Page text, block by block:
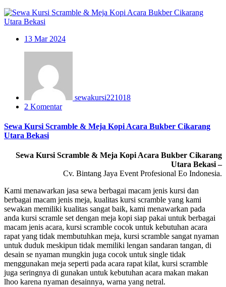
13 Mar 2024
sewakursi221018
2 Komentar
Sewa Kursi Scramble & Meja Kopi Acara Bukber Cikarang
Utara Bekasi
Sewa Kursi Scramble & Meja Kopi Acara Bukber Cikarang
Utara Bekasi –
Cv. Bintang Jaya Event Profesional Eo Indonesia.
Kami menawarkan jasa sewa berbagai macam jenis kursi dan
berbagai macam jenis meja, kualitas kursi scramble yang kami
sewakan memiliki kualitas sangat baik, kami menawarkan pada
anda kursi scramle set dengan meja kopi siap pakai untuk berbagai
macam jenis acara, kursi scramble cocok untuk kebutuhan acara
rapat yang tidak membutuhkan meja, kursi scramble sangat nyaman
untuk duduk meskipun tidak memiliki lengan sandaran tangan, di
desain se nyaman mungkin juga cocok untuk single tidak
menggunakan meja seperti pada acara rapat kilat, kursi scramble
juga seringnya di gunakan untuk kebutuhan acara makan makan
lhoo karena nyaman desainnya, warna yang netral.